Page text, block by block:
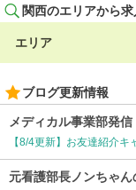
関西のエリアから
エリア
ブログ更新情報
メディカル事業部発信
【8/4更新】お友達紹介
元看護部長ノンちゃん